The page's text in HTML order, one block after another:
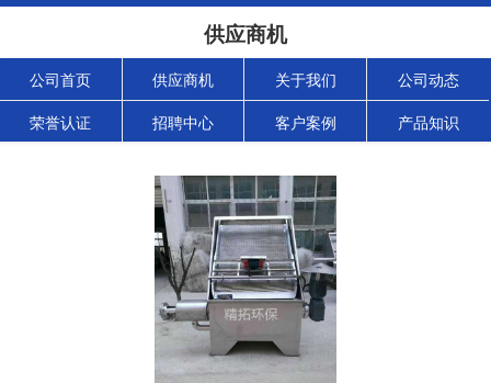
供应商机
公司首页 供应商机 关于我们 公司动态
荣誉认证 招聘中心 客户案例 产品知识